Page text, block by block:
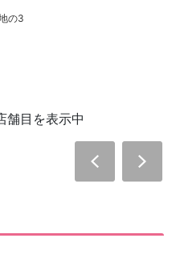
の3
舗目を表示中